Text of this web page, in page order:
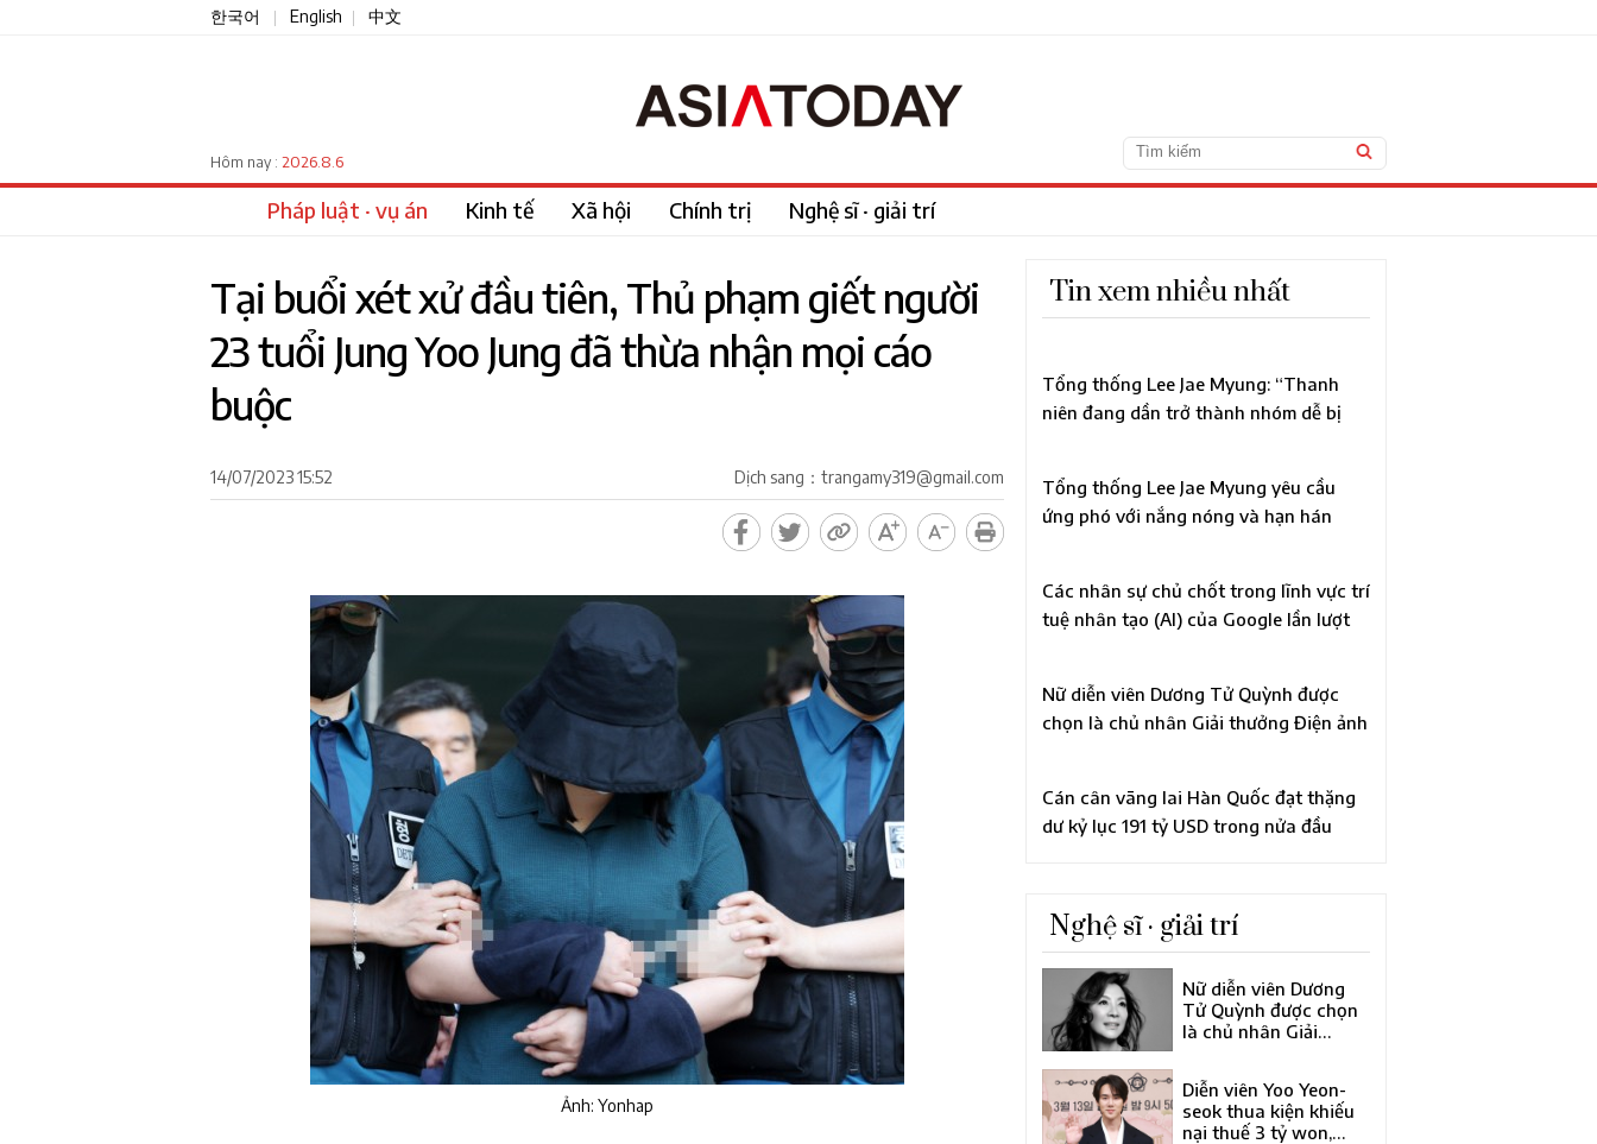
한국어 English 中文
Hôm nay : 2026.8.6
Pháp luật · vụ án Kinh tế Xã hội Chính trị Nghệ sĩ · giải trí
Tại buổi xét xử đầu tiên, Thủ phạm giết người
23 tuổi Jung Yoo Jung đã thừa nhận mọi cáo
buộc
14/07/2023 15:52 Dịch sang：trangamy319@gmail.com
Ảnh: Yonhap
Tin xem nhiều nhất
Tổng thống Lee Jae Myung: “Thanh
niên đang dần trở thành nhóm dễ bị
Tổng thống Lee Jae Myung yêu cầu
ứng phó với nắng nóng và hạn hán
Các nhân sự chủ chốt trong lĩnh vực trí
tuệ nhân tạo (AI) của Google lần lượt
Nữ diễn viên Dương Tử Quỳnh được
chọn là chủ nhân Giải thưởng Điện ảnh
Cán cân vãng lai Hàn Quốc đạt thặng
dư kỷ lục 191 tỷ USD trong nửa đầu
Nghệ sĩ · giải trí
Nữ diễn viên Dương
Tử Quỳnh được chọn
là chủ nhân Giải
hoan phim quốc tế
Busan lần thứ 31
Diễn viên Yoo Yeon-
seok thua kiện khiếu
nại thuế 3 tỷ won,